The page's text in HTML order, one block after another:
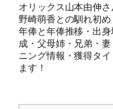
オリックス山本由伸
野崎萌香との馴れ初
年俸と年俸推移・出
成・父母姉・兄弟・
ニング情報・獲得タ
ます！